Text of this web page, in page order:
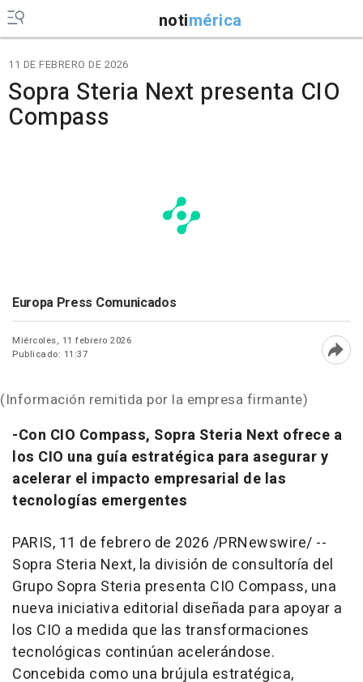
notimérica
11 DE FEBRERO DE 2026
Sopra Steria Next presenta CIO
Compass
Europa Press Comunicados
Miércoles, 11 febrero 2026
Publicado: 11:37
(Información remitida por la empresa firmante)
-Con CIO Compass, Sopra Steria Next ofrece a
los CIO una guía estratégica para asegurar y
acelerar el impacto empresarial de las
tecnologías emergentes
PARIS, 11 de febrero de 2026 /PRNewswire/ --
Sopra Steria Next, la división de consultoría del
Grupo Sopra Steria presenta CIO Compass, una
nueva iniciativa editorial diseñada para apoyar a
los CIO a medida que las transformaciones
tecnológicas continúan acelerándose.
Concebida como una brújula estratégica,